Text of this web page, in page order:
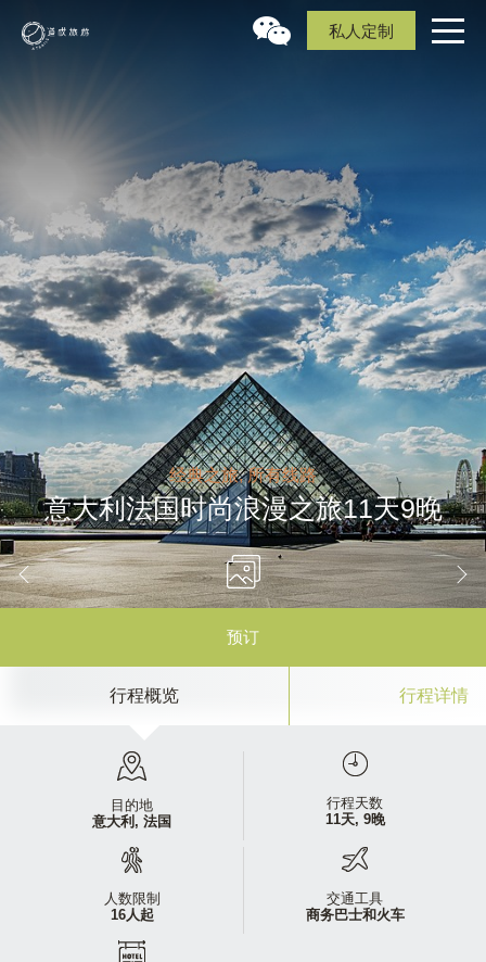
私人定制
经典之旅, 所有线路
意大利法国时尚浪漫之旅11天9晚
行程概览 行程详情
预订
目的地
意大利, 法国
行程天数
11天, 9晚
人数限制
16人起
交通工具
商务巴士和火车